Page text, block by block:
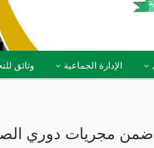
الإدارة الجماعية وثائق
مجريات دوري